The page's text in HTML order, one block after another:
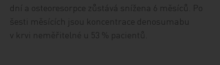
dní a osteoresorpce zůstává snížena 6 měsíců. Po
šesti měsících jsou koncentrace denosumabu
v krvi neměřitelné u 53 % pacientů.